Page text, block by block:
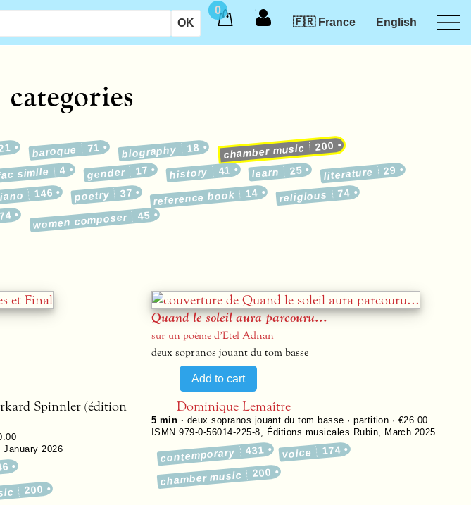
0
🇫🇷 France
English
baroque 71 biography 18 chamber music 200
simile 4 gender 17 history 41 learn 25 literature 29
146 poetry 37 reference book 14 religious 74
women composer 45
Spinnler (édition
,January 2026
200
Quand le soleil aura parcouru…
sur un poème d’Etel Adnan
deux sopranos jouant du tom basse
Dominique Lemaître
5 min · deux sopranos jouant du tom basse · partition · €26.00
ISMN 979-0-56014-225-8
Éditions musicales Rubin March 2025
contemporary 431 voice 174
chamber music 200